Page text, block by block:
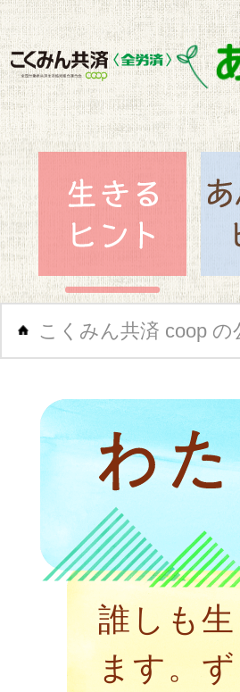
生
こくみん共済 coop
誰しも
ます。